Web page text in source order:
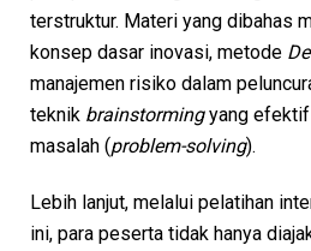
terstruktur. Materi yang dibahas
konsep dasar inovasi, metode
manajemen risiko dalam
teknik brainstormingyang efektif
masalah (problem-solving).
Lebih lanjut, melalui pelatihan
ini, para peserta tidak hanya